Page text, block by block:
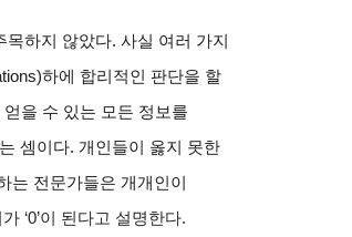
하지 않았다. 사실 여러 가지
하에 합리적인 판단을 할
을 수 있는 모든 정보를
셈이다. 개인들이 옳지 못한
는 전문가들은 개개인이
‘0’이 된다고 설명한다.